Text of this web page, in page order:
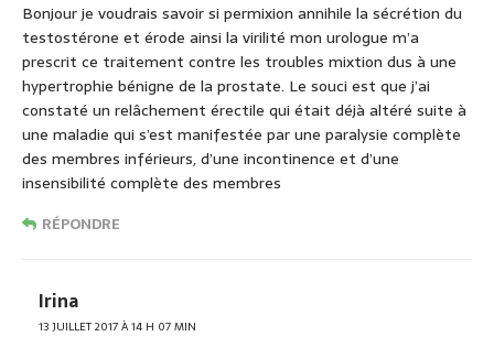
Bonjour je voudrais savoir si permixion annihile la sécrétion du
testostérone et érode ainsi la virilité mon urologue m’a
prescrit ce traitement contre les troubles mixtion dus à une
hypertrophie bénigne de la prostate. Le souci est que j’ai
constaté un relâchement érectile qui était déjà altéré suite à
une maladie qui s’est manifestée par une paralysie complète
des membres inférieurs, d’une incontinence et d’une
insensibilité complète des membres
RÉPONDRE
Irina
13 JUILLET 2017 À 14 H 07 MIN